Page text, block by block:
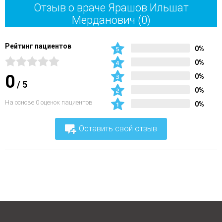
Отзыв о враче Ярашов Ильшат
Мерданович (0)
Рейтинг пациентов
0 / 5
На основе 0 оценок пациентов
0%
0%
0%
0%
0%
Оставить свой отзыв